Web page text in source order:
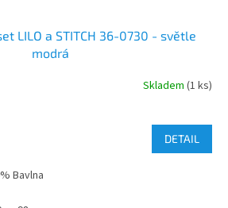
LILO a STITCH 36-0730 - světle
modrá
Skladem (1 ks)
DETAIL
Bavlna